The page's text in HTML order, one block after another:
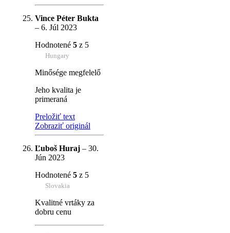
Vince Péter Bukta
– 6. Júl 2023
Hodnotené 5 z 5
Hungary
Minősége megfelelő
Jeho kvalita je
primeraná
Preložiť text
Zobraziť originál
Ľuboš Huraj – 30.
Jún 2023
Hodnotené 5 z 5
Slovakia
Kvalitné vrtáky za
dobru cenu